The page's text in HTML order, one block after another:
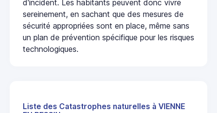
d'incident. Les habitants peuvent donc vivre
sereinement, en sachant que des mesures de
sécurité appropriées sont en place, même sans
un plan de prévention spécifique pour les risques
technologiques.
Liste des Catastrophes naturelles à VIENNE